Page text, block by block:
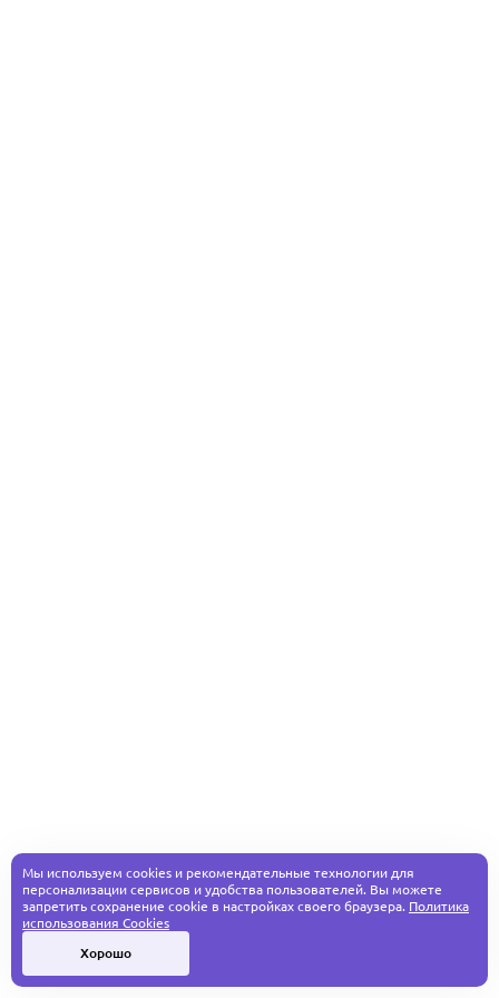
Мы используем cookies и рекомендательные технологии для
персонализации сервисов и удобства пользователей. Вы можете
запретить сохранение cookie в настройках своего браузера. Политика
использования Cookies
Хорошо